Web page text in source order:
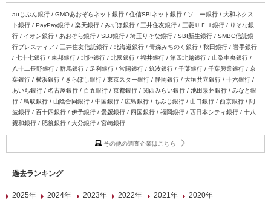
auじぶん銀行 / GMOあおぞらネット銀行 / 住信SBIネット銀行 / ソニー銀行 / 大和ネクス
ト銀行 / PayPay銀行 / 楽天銀行 / みずほ銀行 / 三井住友銀行 / 三菱ＵＦＪ銀行 / りそな銀
行 / イオン銀行 / あおぞら銀行 / SBJ銀行 / 埼玉りそな銀行 / SBI新生銀行 / SMBC信託銀
行プレスティア / 三井住友信託銀行 / 北海道銀行 / 青森みちのく銀行 / 秋田銀行 / 岩手銀行
/ 七十七銀行 / 東邦銀行 / 北陸銀行 / 北國銀行 / 福井銀行 / 第四北越銀行 / 山梨中央銀行 /
八十二長野銀行 / 群馬銀行 / 足利銀行 / 常陽銀行 / 筑波銀行 / 千葉銀行 / 千葉興業銀行 / 京
葉銀行 / 横浜銀行 / きらぼし銀行 / 東京スター銀行 / 静岡銀行 / 大垣共立銀行 / 十六銀行 /
あいち銀行 / 名古屋銀行 / 百五銀行 / 京都銀行 / 関西みらい銀行 / 池田泉州銀行 / みなと銀
行 / 鳥取銀行 / 山陰合同銀行 / 中国銀行 / 広島銀行 / もみじ銀行 / 山口銀行 / 西京銀行 / 阿
波銀行 / 百十四銀行 / 伊予銀行 / 愛媛銀行 / 四国銀行 / 福岡銀行 / 西日本シティ銀行 / 十八
親和銀行 / 肥後銀行 / 大分銀行 / 宮崎銀行 ...
その他の調査企業はこちら
過去ランキング
2025年 2024年 2023年 2022年 2021年 2020年